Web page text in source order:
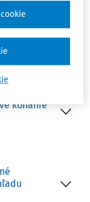
konanie